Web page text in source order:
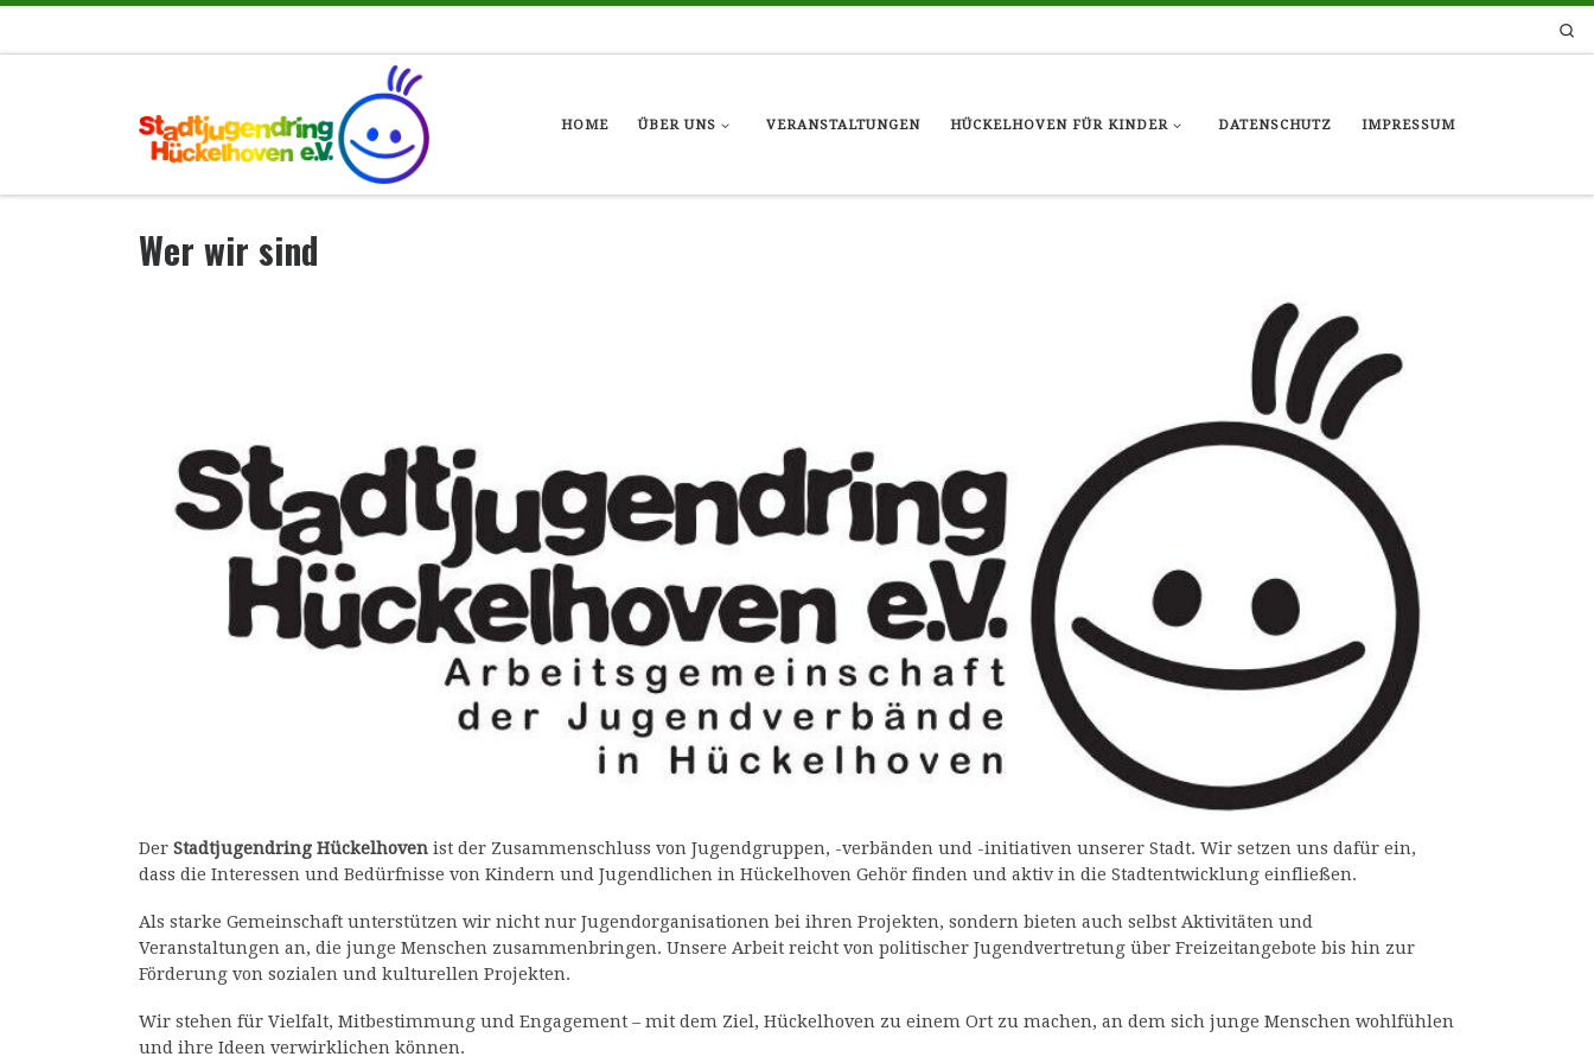
HOME ÜBER UNS VERANSTALTUNGEN HÜCKELHOVEN FÜR KINDER DATENSCHUTZ IMPRESSUM
Wer wir sind
Der Stadtjugendring Hückelhoven ist der Zusammenschluss von Jugendgruppen, -verbänden und -initiativen unserer Stadt. Wir setzen uns dafür ein,
dass die Interessen und Bedürfnisse von Kindern und Jugendlichen in Hückelhoven Gehör finden und aktiv in die Stadtentwicklung einfließen.
Als starke Gemeinschaft unterstützen wir nicht nur Jugendorganisationen bei ihren Projekten, sondern bieten auch selbst Aktivitäten und
Veranstaltungen an, die junge Menschen zusammenbringen. Unsere Arbeit reicht von politischer Jugendvertretung über Freizeitangebote bis hin zur
Förderung von sozialen und kulturellen Projekten.
Wir stehen für Vielfalt, Mitbestimmung und Engagement – mit dem Ziel, Hückelhoven zu einem Ort zu machen, an dem sich junge Menschen wohlfühlen
und ihre Ideen verwirklichen können.